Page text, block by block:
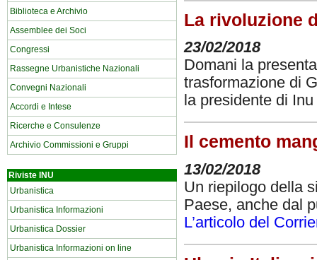
Biblioteca e Archivio
Assemblee dei Soci
Congressi
Rassegne Urbanistiche Nazionali
Convegni Nazionali
Accordi e Intese
Ricerche e Consulenze
Archivio Commissioni e Gruppi
Riviste INU
Urbanistica
Urbanistica Informazioni
Urbanistica Dossier
Urbanistica Informazioni on line
La rivoluzione
23/02/2018
Domani la
trasformazione di
la presidente di
Il cemento
13/02/2018
Un riepilogo della
Paese, anche dal
L’articolo del